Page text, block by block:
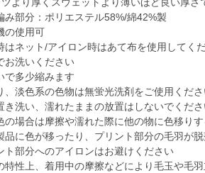
より厚くスウェットより薄いほど良い厚
み部分：ポリエステル58%/綿42%製
の使用可
はネット/アイロン時はあて布を使用してく
お洗いください
で多少縮みます
、淡色系の色物は無蛍光洗剤をご使用くだ
き洗い、濡れたままの放置はしないでくだ
の場合は摩擦や濡れた際に他の物に色移り
品に色が移ったり、プリント部分の毛羽が
ト部分へのアイロンはお避けください
特性上、着用中の摩擦などにより毛玉や毛